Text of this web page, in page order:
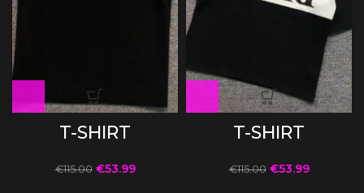
T-SHIRT
€115.00 €53.99
T-SHIRT
€115.00 €53.99